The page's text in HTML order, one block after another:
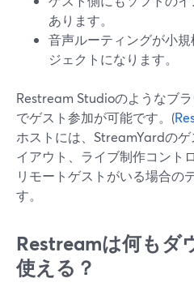
あります。
音声ルーティングが小
ジェクトになります。
Restream Studioのようなブ
でゲスト参加が可能です。(
ホストには、StreamYardの
イアウト、ライブ制作コント
リモートゲストがいる場合の
す。
Restreamは何もダ
使える？